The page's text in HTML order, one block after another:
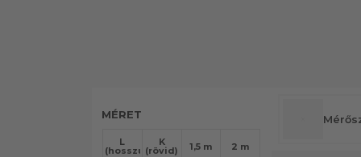
MÉRET
L
(hosszú)
K
(rövid) 1,5 m 2 m